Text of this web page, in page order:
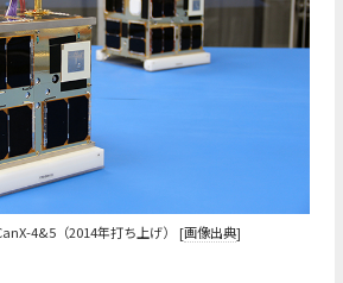
4&5（2014年打ち上げ） [画像出典]